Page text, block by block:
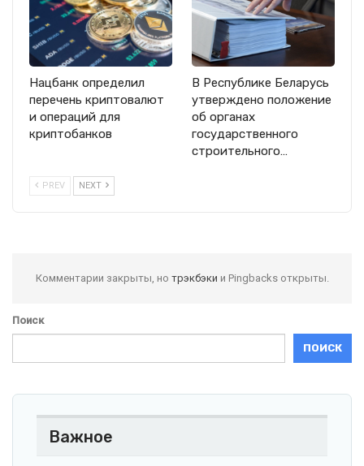
Нацбанк определил
перечень криптовалют
и операций для
криптобанков
В Республике Беларусь
утверждено положение
об органах
государственного
строительного…
PREV NEXT
Комментарии закрыты, но трэкбэки и Pingbacks открыты.
Поиск
ПОИСК
Важное